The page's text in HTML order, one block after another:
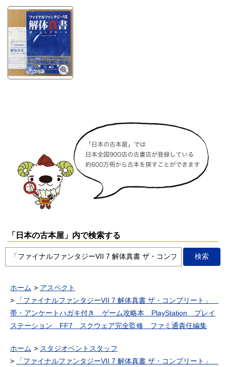
「日本の古本屋」内で検索する
ホーム
アスペクト
「ファイナルファンタジーVII 7 解体真書 ザ・コンプリート」
帯・アンケートハガキ付き ゲーム攻略本 PlayStation プレイ
ステーション FF7 スクウェア完全監修 ファミ通責任編集
ホーム
スタジオベントスタッフ
「ファイナルファンタジーVII 7 解体真書 ザ・コンプリート」